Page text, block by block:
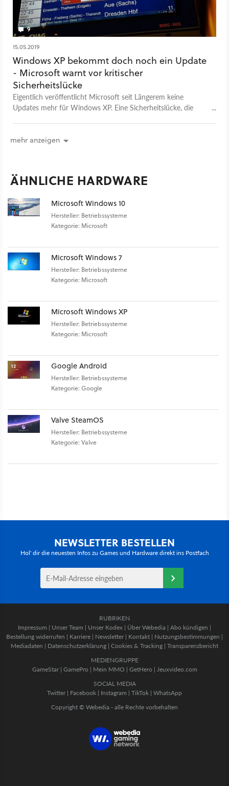
9
15.05.2019
Windows XP bekommt doch noch ein Update
- Microsoft warnt vor kritischer
Sicherheitslücke
Eigentlich veröffentlicht Microsoft seit Längerem keine
Updates mehr für Windows XP. Eine Sicherheitslücke, die
mehr anzeigen
ÄHNLICHE HARDWARE
Microsoft Windows 10
Hersteller: Betriebssysteme
Kategorie: Microsoft
Microsoft Windows 7
Hersteller: Betriebssysteme
Kategorie: Microsoft
Microsoft Windows XP
Hersteller: Betriebssysteme
Kategorie: Microsoft
Google Android
Hersteller: Betriebssysteme
Kategorie: Google
Valve SteamOS
Hersteller: Betriebssysteme
Kategorie: Valve
NEWSLETTER BESTELLEN
Hol' dir die neuesten Infos zu Games und Hardware direkt ins Postfach
RUBRIKEN
Impressum | Unser Team | Unser Kodex | Über Webedia | Abo kündigen |
Bestellung widerrufen | Karriere | Newsletter | Kontakt | Nutzungsbestimmungen |
Mediadaten | Datenschutzerklärung | Cookies & Tracking | Transparenzbericht
MEDIENGRUPPE
GameStar| GamePro | Mein MMO | GetHero | Jeuxvideo.com
SOCIAL MEDIA
Twitter | Facebook | Instagram | TikTok | WhatsApp
Copyright © Webedia - alle Rechte vorbehalten